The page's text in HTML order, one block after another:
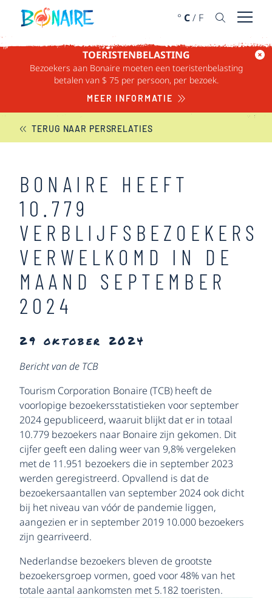
DOORGAAN NAAR ARTIKEL
° C/ F Menu
TOERISTENBELASTING
Bezoekers aan Bonaire moeten een toeristenbelasting
betalen van $ 75 per persoon, per bezoek.
MEER INFORMATIE
BONAIRE NIEUWS
TERUG NAAR PERSRELATIES
BONAIRE HEEFT
10.779
VERBLIJFSBEZOEKERS
VERWELKOMD IN DE
MAAND SEPTEMBER
2024
29 oktober 2024
Bericht van de TCB
Tourism Corporation Bonaire (TCB) heeft de
voorlopige bezoekersstatistieken voor september
2024 gepubliceerd, waaruit blijkt dat er in totaal
10.779 bezoekers naar Bonaire zijn gekomen. Dit
cijfer geeft een daling weer van 9,8% vergeleken
met de 11.951 bezoekers die in september 2023
werden geregistreerd. Opvallend is dat de
bezoekersaantallen van september 2024 ook dicht
bij het niveau van vóór de pandemie liggen,
aangezien er in september 2019 10.000 bezoekers
zijn gearriveerd.
Nederlandse bezoekers bleven de grootste
bezoekersgroep vormen, goed voor 48% van het
totale aantal aankomsten met 5.182 toeristen.